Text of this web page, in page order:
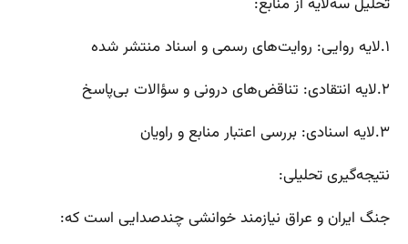
۱.لایه روایی: روایت‌های رسمی و اسناد منتشر شده
۲.لایه انتقادی: تناقض‌های درونی و سؤالات بی‌پاسخ
۳.لایه اسنادی: بررسی اعتبار منابع و راویان
نتیجه‌گیری تحلیلی:
جنگ ایران و عراق نیازمند خوانشی چندصدایی است که: